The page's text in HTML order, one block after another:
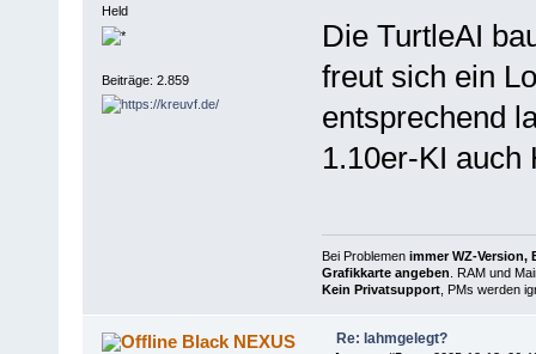
Held
Beiträge: 2.859
Die TurtleAI
freut sich ein
entsprechend
1.10er-KI auch
Bei Problemen immer WZ-Version,
Grafikkarte angeben . RAM und
Kein Privatsupport, PMs werden
Black NEXUS Re: lahmgelegt?